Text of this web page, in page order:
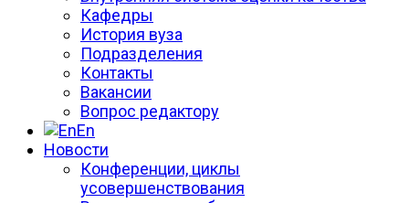
Кафедры
История вуза
Подразделения
Контакты
Вакансии
Вопрос редактору
En
Новости
Конференции, циклы
усовершенствования